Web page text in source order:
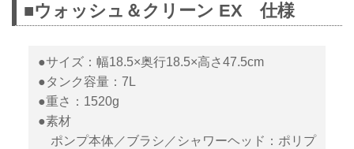
■ウォッシュ＆クリーン EX 仕様
●サイズ：幅18.5×奥行18.5×高さ47.5cm
●タンク容量：7L
●重さ：1520g
●素材
ポンプ本体／ブラシ／シャワーヘッド：ポリプ